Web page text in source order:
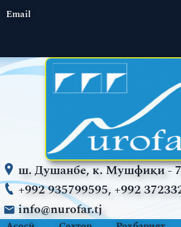
Email
ш. Душанбе, к. Мушфиқи -
+992 935799595, +992
info@nurofar.tj